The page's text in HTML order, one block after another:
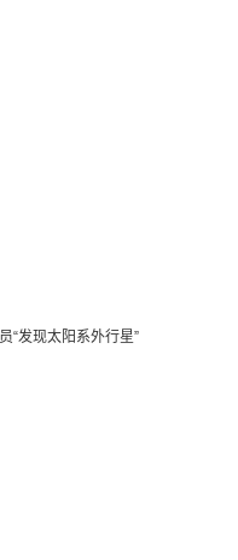
“发现太阳系外行星”